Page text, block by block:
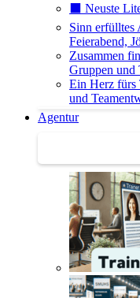
⬛️ Neuste
Sinn erfülltes
Feierabend,
Zusammen
Gruppen und
Ein Herz fürs
und
Agentur